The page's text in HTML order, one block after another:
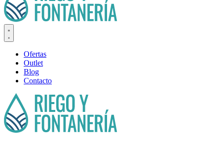
Ofertas
Outlet
Blog
Contacto